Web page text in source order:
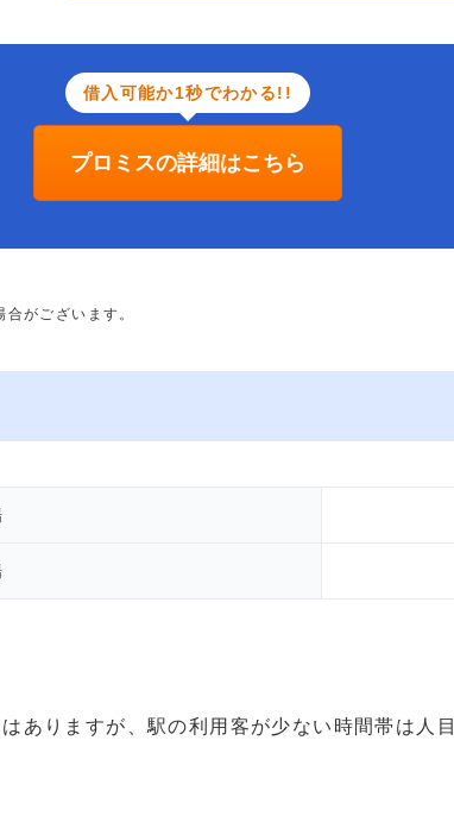
借入可能か1秒でわかる!!
プロミスの詳細はこちら
がございます。
ありますが、駅の利用客が少ない時間帯は人